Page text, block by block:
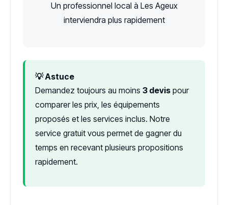
Un professionnel local à Les Ageux
interviendra plus rapidement
💡 Astuce
Demandez toujours au moins 3 devis pour
comparer les prix, les équipements
proposés et les services inclus. Notre
service gratuit vous permet de gagner du
temps en recevant plusieurs propositions
rapidement.